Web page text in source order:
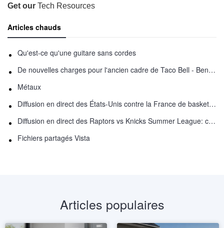
Get our Tech Resources
Articles chauds
Qu'est-ce qu'une guitare sans cordes
De nouvelles charges pour l'ancien cadre de Taco Bell - Benjamin Golden - dans Uber fracas
Métaux
Diffusion en direct des États-Unis contre la France de basket-ball : comment regarder en ligne
Diffusion en direct des Raptors vs Knicks Summer League: comment regarder
Fichiers partagés Vista
Articles populaires